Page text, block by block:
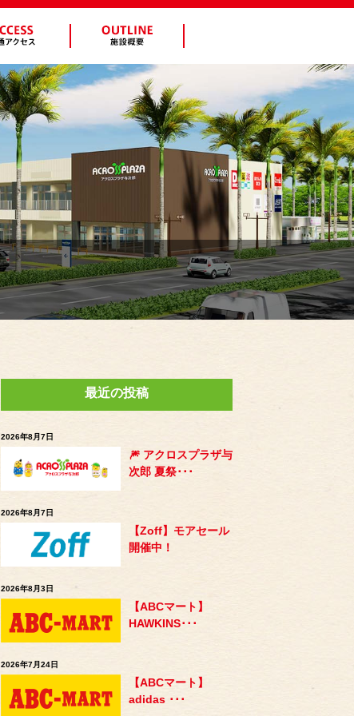
最近の投稿
2026年8月7日
🎆 アクロスプラザ与
次郎 夏祭･･･
2026年8月7日
【Zoff】モアセール
開催中！
2026年8月3日
【ABCマート】
HAWKINS･･･
2026年7月24日
【ABCマート】
adidas ･･･